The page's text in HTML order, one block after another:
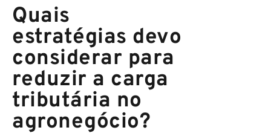
Quais
estratégias devo
considerar para
reduzir a carga
tributária no
agronegócio?